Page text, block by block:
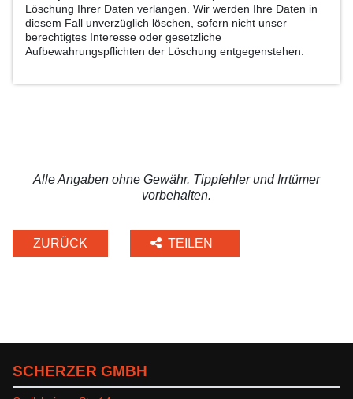
Löschung Ihrer Daten verlangen. Wir werden Ihre Daten in
diesem Fall unverzüglich löschen, sofern nicht unser
berechtigtes Interesse oder gesetzliche
Aufbewahrungspflichten der Löschung entgegenstehen.
Alle Angaben ohne Gewähr. Tippfehler und Irrtümer
vorbehalten.
ZURÜCK TEILEN
SCHERZER GMBH